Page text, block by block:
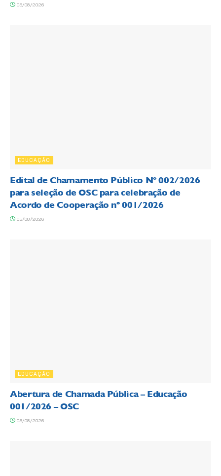
05/08/2026
EDUCAÇÃO
Edital de Chamamento Público Nº 002/2026
para seleção de OSC para celebração de
Acordo de Cooperação nº 001/2026
05/08/2026
EDUCAÇÃO
Abertura de Chamada Pública – Educação
001/2026 – OSC
05/08/2026